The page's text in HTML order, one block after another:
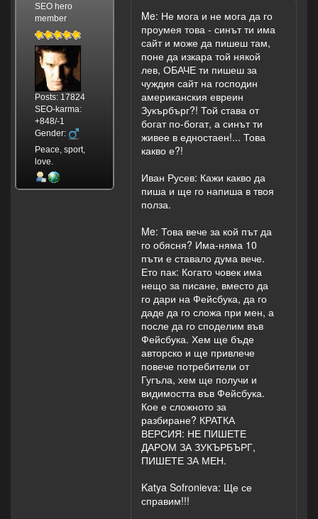
SEO hero
member
Posts: 17824
SEO-karma:
+848/-1
Gender:
Peace, sport,
love.
Me: Не мога и не мога да го
проумея това - синът ти има
сайт и може да пишеш там,
поне да изкара той някой
лев, ОБАЧЕ ти пишеш за
чуждия сайт на господин
американския евреин
Зукърбърг?! Той става от
богат по-богат, а синът ти
живее в едностаен!... Това
какво е?!
Иван Русев: Кажи какво да
пиша и ще го напиша в твоя
полза.
Me: Това вече за кой път да
го обясня? Има-няма 10
пъти е ставало дума вече.
Ето пак: Когато човек има
нещо за писане, вместо да
го дари на Фейсбука, да го
даде да го сложа при мен, а
после да го споделим във
Фейсбука. Хем ще бъде
авторско и ще привлече
повече потребители от
Гугъла, хем ще получи и
видимостта във Фейсбука.
Кое е сложното за
разбиране? КРАТКА
ВЕРСИЯ: НЕ ПИШЕТЕ
ДАРОМ ЗА ЗУКЪРБЪРГ,
ПИШЕТЕ ЗА МЕН.
Katya Sofronieva: Ще се
справим!!!